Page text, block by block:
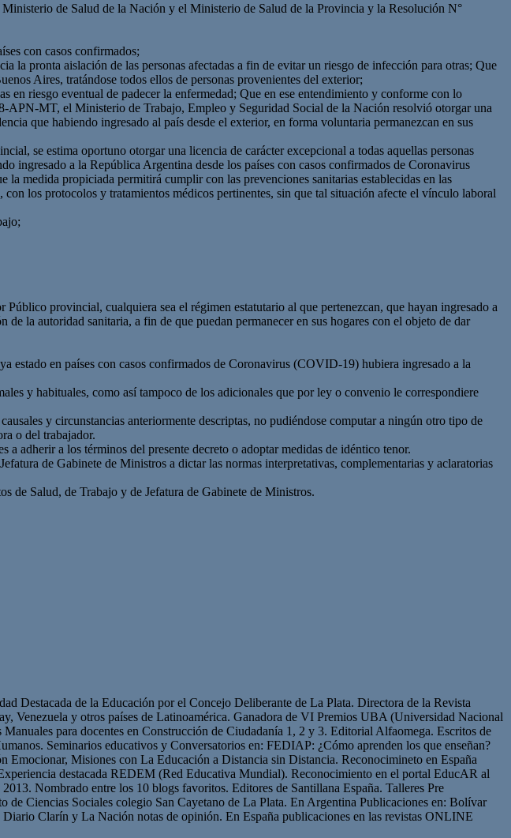
de Salud de la Nación y el Ministerio de Salud de la Provincia y la Resolución N°
con casos confirmados;
la pronta aislación de las personas afectadas a fin de evitar un riesgo de infección para otras; Que
Aires, tratándose todos ellos de personas provenientes del exterior;
en riesgo eventual de padecer la enfermedad; Que en ese entendimiento y conforme con lo
MT, el Ministerio de Trabajo, Empleo y Seguridad Social de la Nación resolvió otorgar una
que habiendo ingresado al país desde el exterior, en forma voluntaria permanezcan en sus
se estima oportuno otorgar una licencia de carácter excepcional a todas aquellas personas
ingresado a la República Argentina desde los países con casos confirmados de Coronavirus
medida propiciada permitirá cumplir con las prevenciones sanitarias establecidas en las
los protocolos y tratamientos médicos pertinentes, sin que tal situación afecte el vínculo laboral
provincial, cualquiera sea el régimen estatutario al que pertenezcan, que hayan ingresado a
la autoridad sanitaria, a fin de que puedan permanecer en sus hogares con el objeto de dar
estado en países con casos confirmados de Coronavirus (COVID-19) hubiera ingresado a la
y habituales, como así tampoco de los adicionales que por ley o convenio le correspondiere
y circunstancias anteriormente descriptas, no pudiéndose computar a ningún otro tipo de
o del trabajador.
a los términos del presente decreto o adoptar medidas de idéntico tenor.
de Gabinete de Ministros a dictar las normas interpretativas, complementarias y aclaratorias
de Salud, de Trabajo y de Jefatura de Gabinete de Ministros.
Destacada de la Educación por el Concejo Deliberante de La Plata. Directora de la Revista
Venezuela y otros países de Latinoamérica. Ganadora de VI Premios UBA (Universidad Nacional
para docentes en Construcción de Ciudadanía 1, 2 y 3. Editorial Alfaomega. Escritos de
Seminarios educativos y Conversatorios en: FEDIAP: ¿Cómo aprenden los que enseñan?
Misiones con La Educación a Distancia sin Distancia. Reconocimineto en España
destacada REDEM (Red Educativa Mundial). Reconocimiento en el portal EducAR al
Nombrado entre los 10 blogs favoritos. Editores de Santillana España. Talleres Pre
Ciencias Sociales colegio San Cayetano de La Plata. En Argentina Publicaciones en: Bolívar
Clarín y La Nación notas de opinión. En España publicaciones en las revistas ONLINE